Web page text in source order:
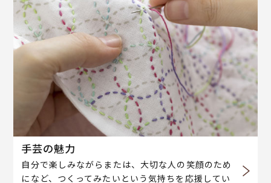
手芸の魅力
自分で楽しみながらまたは、大切な人の笑顔のため
になど、つくってみたいという気持ちを応援してい